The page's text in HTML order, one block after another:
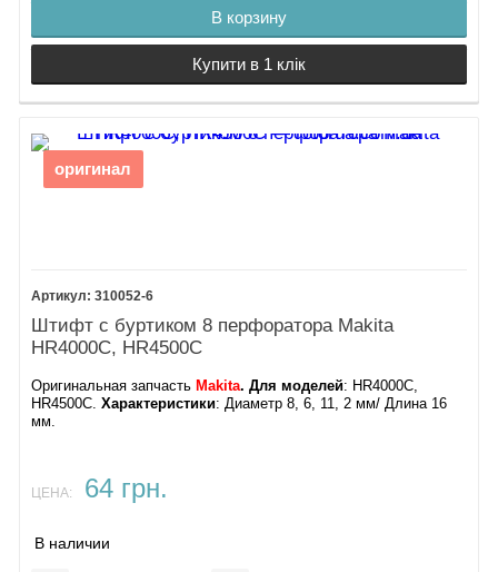
В корзину
Купити в 1 клік
оригинал
310052-6
Штифт с буртиком 8 перфоратора Makita
HR4000C, HR4500C
Оригинальная запчасть Makita.Для моделей: HR4000C,
HR4500C.​Характеристики: Диаметр 8, 6, 11, 2 мм/ Длина 16
мм.
ЦЕНА: 64 грн.
В наличии